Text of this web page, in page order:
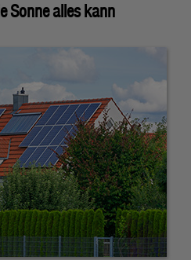
Sonne alles kann